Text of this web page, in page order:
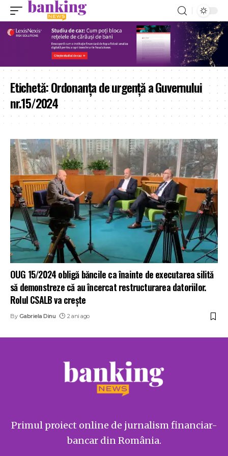
Etichetă:Ordonanța de urgență a Guvernului
nr.15/2024
OUG 15/2024 obligă băncile ca înainte de executarea silită
să demonstreze că au încercat restructurarea datoriilor.
Rolul CSALB va crește
By Gabriela Dinu 2 ani ago
Primul proiect online de jurnalism financiar-
bancar din România.